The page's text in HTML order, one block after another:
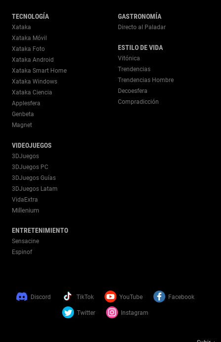
TECNOLOGÍA
Xataka
Xataka Móvil
Xataka Foto
Xataka Android
Xataka Smart Home
Xataka Windows
Xataka Ciencia
Applesfera
Genbeta
Magnet
VIDEOJUEGOS
3DJuegos
3DJuegos PC
3DJuegos Guías
3DJuegos Latam
VidaExtra
Millenium
ENTRETENIMIENTO
Sensacine
Espinof
GASTRONOMÍA
Directo al Paladar
ESTILO DE VIDA
Vitónica
Trendencias
Trendencias Hombre
Decoesfera
Compradicción
Discord TikTok YouTube Facebook
Twitter Instagram